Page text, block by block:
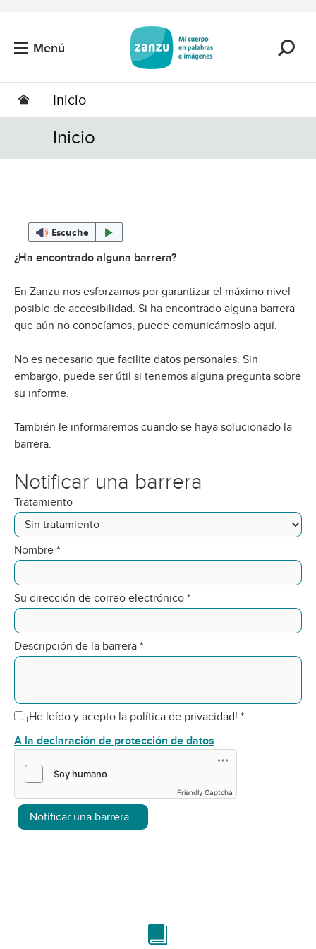
Menú
Inicio
Inicio
Escuche
¿Ha encontrado alguna barrera?
En Zanzu nos esforzamos por garantizar el máximo nivel
posible de accesibilidad. Si ha encontrado alguna barrera
que aún no conocíamos, puede comunicárnoslo aquí.
No es necesario que facilite datos personales. Sin
embargo, puede ser útil si tenemos alguna pregunta sobre
su informe.
También le informaremos cuando se haya solucionado la
barrera.
Notificar una barrera
Tratamiento
Nombre *
Su dirección de correo electrónico *
Descripción de la barrera *
¡He leído y acepto la política de privacidad! *
A la declaración de protección de datos
Friendly Captcha
Notificar una barrera